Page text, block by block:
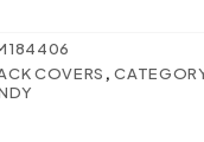
COVERS ,